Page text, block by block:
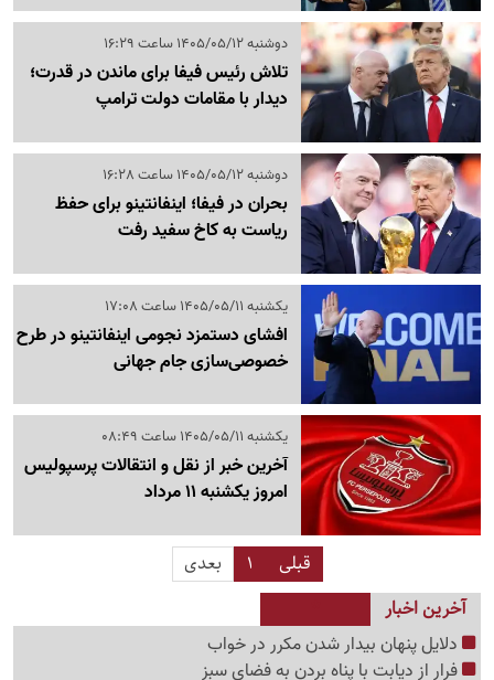
دوشنبه 1405/05/12 ساعت 16:29
تلاش رئیس فیفا برای ماندن در قدرت؛
دیدار با مقامات دولت ترامپ
دوشنبه 1405/05/12 ساعت 16:28
بحران در فیفا؛ اینفانتینو برای حفظ
ریاست به کاخ سفید رفت
یکشنبه 1405/05/11 ساعت 17:08
افشای دستمزد نجومی اینفانتینو در طرح
خصوصی‌سازی جام جهانی
یکشنبه 1405/05/11 ساعت 08:49
آخرین خبر از نقل و انتقالات پرسپولیس
امروز یکشنبه 11 مرداد
قبلی 1
بعدی
آخرین اخبار
دلایل پنهان بیدار شدن مکرر در خواب
فرار از دیابت با پناه بردن به فضای سبز